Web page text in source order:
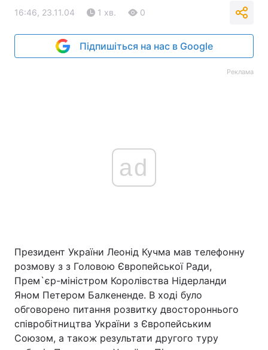
16:46, 23.11.04 1 хв. 0
Підпишіться на нас в Google
Реклама
ad
Президент України Леонід Кучма мав телефонну
розмову з з Головою Європейської Ради,
Прем`єр-міністром Королівства Нідерланди
Яном Петером Балкененде. В ході було
обговорено питання розвитку двостороннього
співробітництва України з Європейським
Союзом, а також результати другого туру